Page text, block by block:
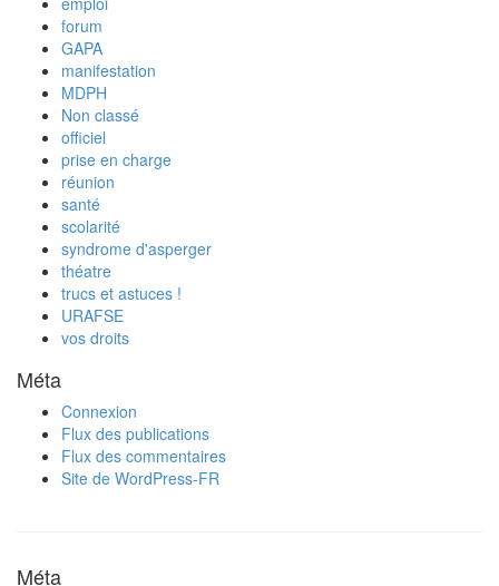
forum
GAPA
manifestation
MDPH
Non classé
officiel
prise en charge
réunion
santé
scolarité
syndrome d'asperger
théatre
trucs et astuces !
URAFSE
vos droits
Méta
Connexion
Flux des publications
Flux des commentaires
Site de WordPress-FR
Méta